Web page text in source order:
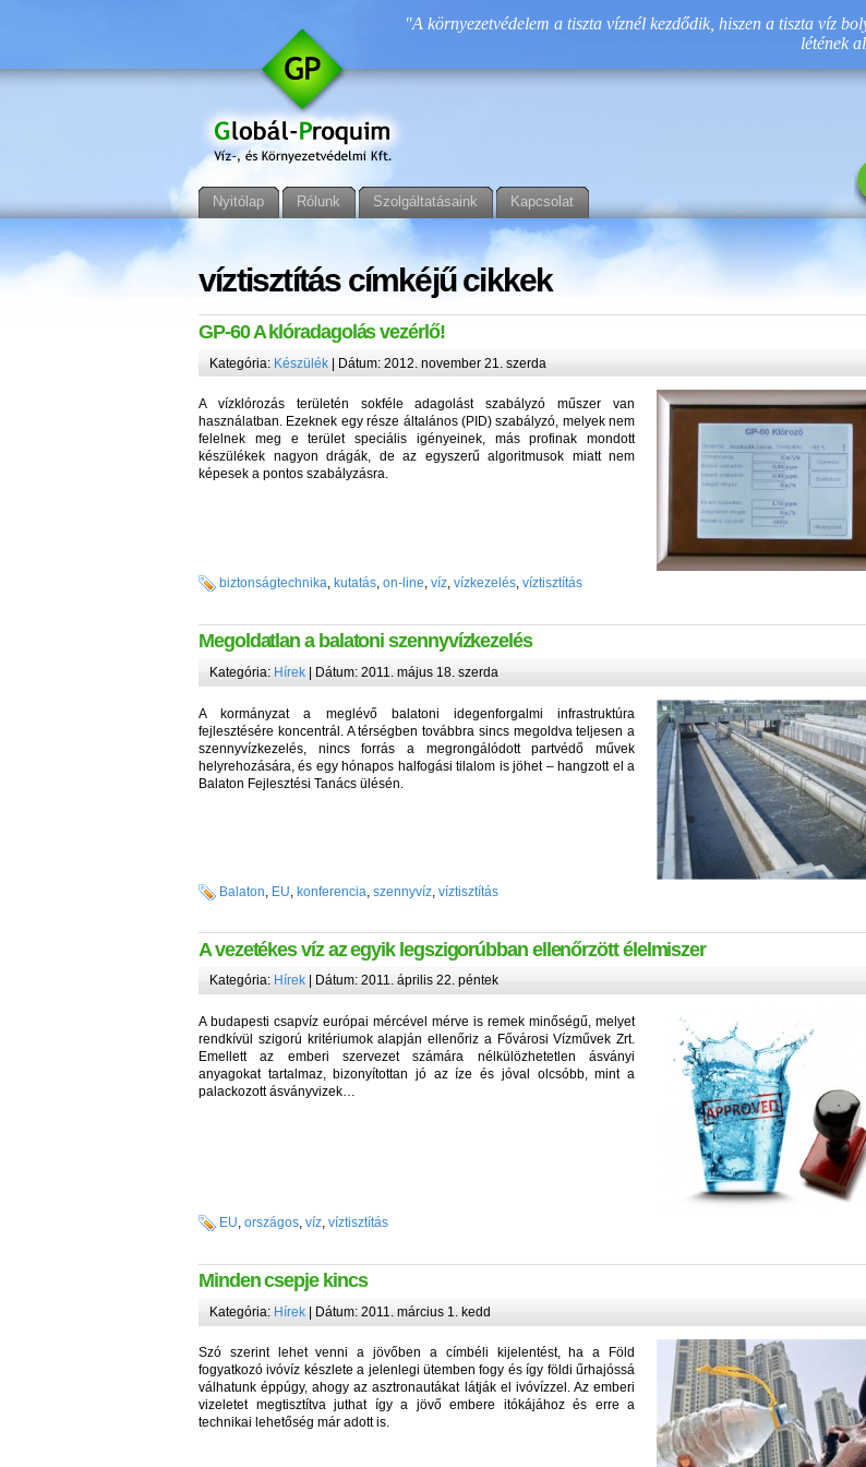
"A környezetvédelem a tiszta víznél kezdődik, hiszen a tiszta víz
létének
Nyitólap Rólunk Szolgáltatásaink Kapcsolat
víztisztítás címkéjű cikkek
GP-60 A klóradagolás vezérlő!
Kategória: Készülék| Dátum: 2012. november 21. szerda
A vízklórozás területén sokféle adagolást szabályzó műszer van
használatban. Ezeknek egy része általános (PID) szabályzó, melyek nem
felelnek meg e terület speciális igényeinek, más profinak mondott
készülékek nagyon drágák, de az egyszerű algoritmusok miatt nem
képesek a pontos szabályzásra.
biztonságtechnika, kutatás, on-line, víz, vízkezelés, víztisztítás
Megoldatlan a balatoni szennyvízkezelés
Kategória: Hírek| Dátum: 2011. május 18. szerda
A kormányzat a meglévő balatoni idegenforgalmi infrastruktúra
fejlesztésére koncentrál. A térségben továbbra sincs megoldva teljesen a
szennyvízkezelés, nincs forrás a megrongálódott partvédő művek
helyrehozására, és egy hónapos halfogási tilalom is jöhet – hangzott el a
Balaton Fejlesztési Tanács ülésén.
Balaton EU konferencia szennyvíz víztisztítás
A vezetékes víz az egyik legszigorúbban ellenőrzött élelmiszer
Kategória: Hírek| Dátum: 2011. április 22. péntek
A budapesti csapvíz európai mércével mérve is remek minőségű, melyet
rendkívül szigorú kritériumok alapján ellenőriz a Fővárosi Vízművek Zrt.
Emellett az emberi szervezet számára nélkülözhetetlen ásványi
anyagokat tartalmaz, bizonyítottan jó az íze és jóval olcsóbb, mint a
palackozott ásványvizek…
EU, országos, víz, víztisztítás
Minden csepje kincs
Kategória: Hírek| Dátum: 2011. március 1. kedd
Szó szerint lehet venni a jövőben a címbéli kijelentést, ha a Föld
fogyatkozó ivóvíz készlete a jelenlegi ütemben fogy és így földi űrhajóssá
válhatunk éppúgy, ahogy az asztronautákat látják el ivóvízzel. Az emberi
vizeletet megtisztítva juthat így a jövő embere itókájához és erre a
technikai lehetőség már adott is.